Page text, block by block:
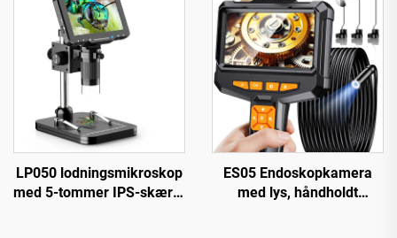
LP050 lodningsmikroskop
med 5-tommer IPS-skærm
ES05 Endoskopkamera
med lys, håndholdt